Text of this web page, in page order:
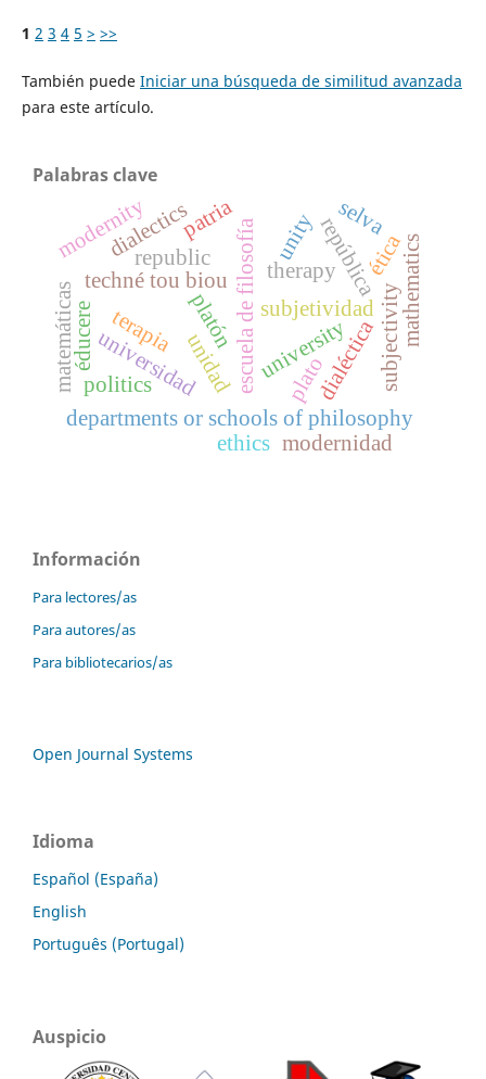
1 2 3 4 5 > >>
También puede Iniciar una búsqueda de similitud avanzada
para este artículo.
Palabras clave
universidad escuela de filosofía
techné tou biou
terapia
éducere subjetividad
university
departments or schools of philosophy
therapy
subjectivity
platón
república
matemáticas dialéctica
unidad plato
republic mathematics
dialectics unity
modernidad
ética
modernity
ethics
politics
patria selva
Información
Para lectores/as
Para autores/as
Para bibliotecarios/as
Open Journal Systems
Idioma
Español (España)
English
Português (Portugal)
Auspicio